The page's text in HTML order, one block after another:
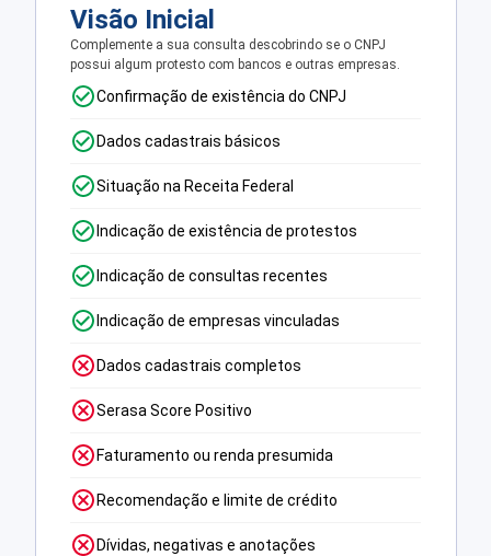
Visão Inicial
Complemente a sua consulta descobrindo se o CNPJ
possui algum protesto com bancos e outras empresas.
Confirmação de existência do CNPJ
Dados cadastrais básicos
Situação na Receita Federal
Indicação de existência de protestos
Indicação de consultas recentes
Indicação de empresas vinculadas
Dados cadastrais completos
Serasa Score Positivo
Faturamento ou renda presumida
Recomendação e limite de crédito
Dívidas, negativas e anotações